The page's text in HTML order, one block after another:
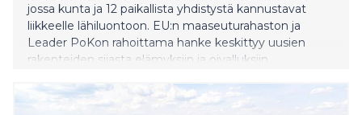
jossa kunta ja 12 paikallista yhdistystä kannustavat
liikkeelle lähiluontoon. EU:n maaseuturahaston ja
Leader PoKon rahoittama hanke keskittyy uusien
rakenteiden sijasta elämyksiin ja oivalluksiin.